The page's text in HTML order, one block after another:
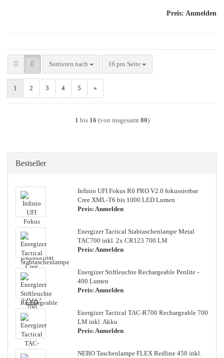
Preis: Anmelden
Sortieren nach
Sortieren nach 16 pro Seite
pro Seite
1 2 3 4 5 »
1 bis 16 (von insgesamt 80)
Bestseller
In­fi­nio UFI Fokus R6 PRO V2.0 fo­kus­sier­bar
Cree XML-​T6 bis 1000 LED Lumen
Preis: Anmelden
En­er­gi­zer Tac­ti­cal Stab­taschen­lam­pe Metal
TAC700 inkl. 2x CR123 700 LM
Preis: Anmelden
En­er­gi­zer Stift­leuch­te Rech­ar­ge­a­ble Pen­li­te -
400 Lumen
Preis: Anmelden
En­er­gi­zer Tac­ti­cal TAC-​R700 Rech­ar­ge­a­ble 700
LM inkl. Akku
Preis: Anmelden
NEBO Ta­schen­lam­pe FLEX Red­li­ne 450 inkl.